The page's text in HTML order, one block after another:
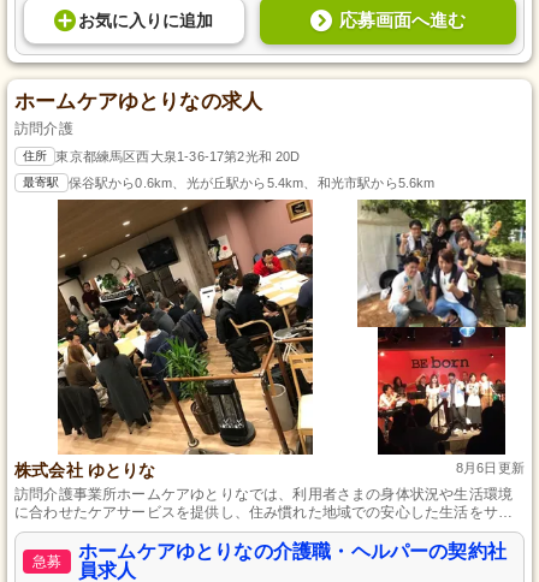
お気に入り に追加 応募画面へ進む
ホームケアゆとりなの求人
訪問介護
住所 東京都練馬区西大泉1-36-17第2光和 20D
最寄駅 保谷駅から0.6km、光が丘駅から5.4km、和光市駅から5.6km
株式会社 ゆとりな 8月6日更新
訪問介護事業所ホームケアゆとりなでは、利用者さまの身体状況や生活環境
に合わせたケアサービスを提供し、住み慣れた地域での安心した生活をサポ
ートしています。
急募
ホームケアゆとりなの介護職・ヘルパーの契約社
員求人